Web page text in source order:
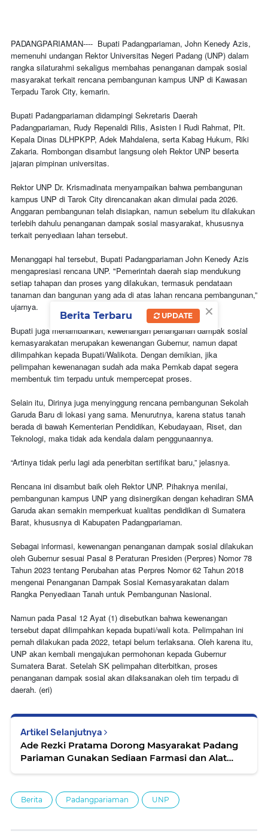
PADANGPARIAMAN---- Bupati Padangpariaman, John Kenedy Azis,
memenuhi undangan Rektor Universitas Negeri Padang (UNP) dalam
rangka silaturahmi sekaligus membahas penanganan dampak sosial
masyarakat terkait rencana pembangunan kampus UNP di Kawasan
Terpadu Tarok City, kemarin.
Bupati Padangpariaman didampingi Sekretaris Daerah
Padangpariaman, Rudy Repenaldi Rilis, Asisten I Rudi Rahmat, Plt.
Kepala Dinas DLHPKPP, Adek Mahdalena, serta Kabag Hukum, Riki
Zakaria. Rombongan disambut langsung oleh Rektor UNP beserta
jajaran pimpinan universitas.
Rektor UNP Dr. Krismadinata menyampaikan bahwa pembangunan
kampus UNP di Tarok City direncanakan akan dimulai pada 2026.
Anggaran pembangunan telah disiapkan, namun sebelum itu dilakukan
terlebih dahulu penanganan dampak sosial masyarakat, khususnya
terkait penyediaan lahan tersebut.
Menanggapi hal tersebut, Bupati Padangpariaman John Kenedy Azis
mengapresiasi rencana UNP. "Pemerintah daerah siap mendukung
setiap tahapan dan proses yang dilakukan, termasuk pendataan
tanaman dan bangunan yang ada di atas lahan rencana pembangunan,”
ujarnya.
Bupati juga menambahkan, kewenangan penanganan dampak sosial
kemasyarakatan merupakan kewenangan Gubernur, namun dapat
dilimpahkan kepada Bupati/Walikota. Dengan demikian, jika
pelimpahan kewenanagan sudah ada maka Pemkab dapat segera
membentuk tim terpadu untuk mempercepat proses.
Selain itu, Dirinya juga menyinggung rencana pembangunan Sekolah
Garuda Baru di lokasi yang sama. Menurutnya, karena status tanah
berada di bawah Kementerian Pendidikan, Kebudayaan, Riset, dan
Teknologi, maka tidak ada kendala dalam penggunaannya.
“Artinya tidak perlu lagi ada penerbitan sertifikat baru,” jelasnya.
Rencana ini disambut baik oleh Rektor UNP. Pihaknya menilai,
pembangunan kampus UNP yang disinergikan dengan kehadiran SMA
Garuda akan semakin memperkuat kualitas pendidikan di Sumatera
Barat, khususnya di Kabupaten Padangpariaman.
Sebagai informasi, kewenangan penanganan dampak sosial dilakukan
oleh Gubernur sesuai Pasal 8 Peraturan Presiden (Perpres) Nomor 78
Tahun 2023 tentang Perubahan atas Perpres Nomor 62 Tahun 2018
mengenai Penanganan Dampak Sosial Kemasyarakatan dalam
Rangka Penyediaan Tanah untuk Pembangunan Nasional.
Namun pada Pasal 12 Ayat (1) disebutkan bahwa kewenangan
tersebut dapat dilimpahkan kepada bupati/wali kota. Pelimpahan ini
pernah dilakukan pada 2022, tetapi belum terlaksana. Oleh karena itu,
UNP akan kembali mengajukan permohonan kepada Gubernur
Sumatera Barat. Setelah SK pelimpahan diterbitkan, proses
penanganan dampak sosial akan dilaksanakan oleh tim terpadu di
daerah. (eri)
Artikel Selanjutnya
Ade Rezki Pratama Dorong Masyarakat Padang
Pariaman Gunakan Sediaan Farmasi dan Alat
Berita Padangpariaman UNP
×
Berita Terbaru UPDATE